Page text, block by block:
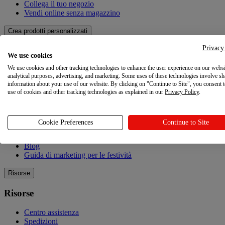
Collega il tuo negozio
Vendi online senza magazzino
Crea prodotti personalizzati
Crea prodotti personalizzati
Catalogo dei prodotti
Design Maker
Qualità
Esplorare
Blog
Guida di marketing per le festività
Risorse
Risorse
Centro assistenza
Spedizioni
We use cookies
We use cookies and other tracking technologies to enhance the user experience on our
analytical purposes, advertising, and marketing. Some uses of these technologies involve
information about your use of our website. By clicking on "Continue to Site", you consent
use of cookies and other tracking technologies as explained in our Privacy Policy.
Cookie Preferences Continue to Site